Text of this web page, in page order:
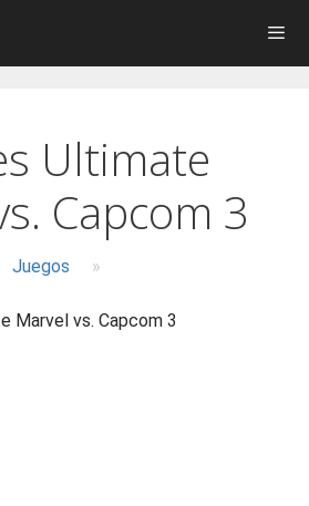
Ultimate
Capcom 3
Juegos »
Marvel vs. Capcom 3